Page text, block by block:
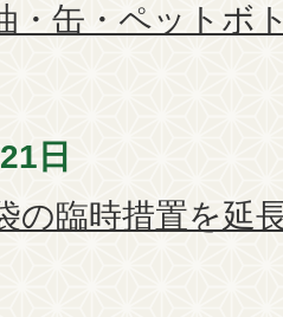
・缶・ペットボ
日
の臨時措置を延